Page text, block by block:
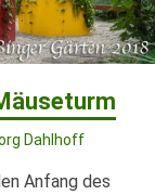
Dahlhoff
Anfang des